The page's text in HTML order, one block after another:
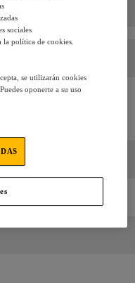
sociales
la política de cookies.
se utilizarán cookies
oponerte a su uso